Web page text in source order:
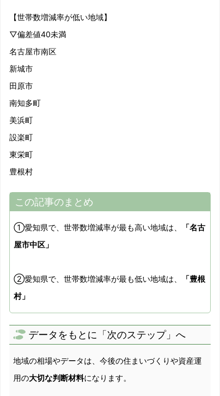
【世帯数増減率が低い地域】
▽偏差値40未満
名古屋市南区
新城市
田原市
南知多町
美浜町
設楽町
東栄町
豊根村
この記事のまとめ
①愛知県で、世帯数増減率が最も高い地域は、
「名古
屋市中区」
②愛知県で、世帯数増減率が最も低い地域は、
「豊根
村」
データをもとに「次のステップ」へ
地域の相場やデータは、今後の住まいづくりや資産運
用の大切な判断材料になります。